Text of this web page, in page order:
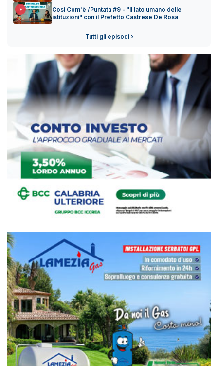
Così Com'è /Puntata #9 - "Il lato umano delle
istituzioni" con il Prefetto Castrese De Rosa
Tutti gli episodi ›